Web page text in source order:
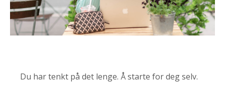
Du har tenkt på det lenge. Å starte for deg selv.